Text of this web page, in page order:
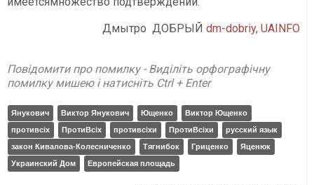
Дмытро ДОБРЫЙdm-dobriy, UAINFO
Повідомити про помилку - Виділіть орфографічну
помилку мишею і натисніть Ctrl + Enter
Янукович Виктор Янукович Ющенко
Виктор Ющенко
противсіх
ПротиВсіх противсіхи ПротиВсіхи
русский язык
закон Кивалова-Колесниченко
Тягнибок Гриценко
Яценюк
Украинский Дом
Европейская площадь